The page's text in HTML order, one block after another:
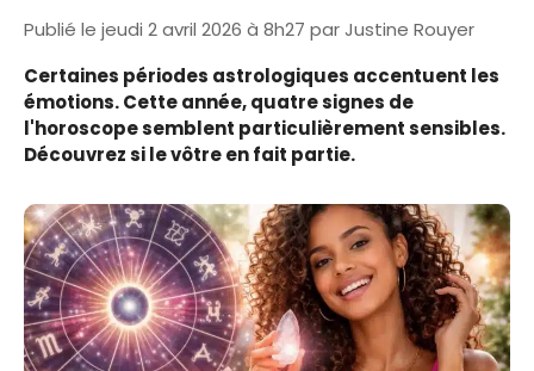
Publié le jeudi 2 avril 2026 à 8h27 parJustine Rouyer
Certaines périodes astrologiques accentuent les
émotions. Cette année, quatre signes de
l'horoscope semblent particulièrement sensibles.
Découvrez si le vôtre en fait partie.